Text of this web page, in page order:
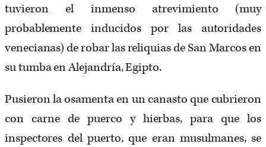
tuvieron el inmenso atrevimiento (muy
probablemente inducidos por las autoridades
venecianas) de robar las reliquias de San Marcos en
su tumba en Alejandría, Egipto.
Pusieron la osamenta en un canasto que cubrieron
con carne de puerco y hierbas, para que los
inspectores del puerto, que eran musulmanes, se